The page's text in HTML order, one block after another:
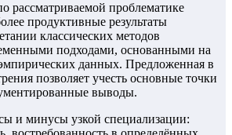
рассматриваемой проблематике
продуктивные результаты
классических методов
подходами, основанными на
данных. Предложенная в
позволяет учесть основные точки
выводы.
и минусы узкой специализации: